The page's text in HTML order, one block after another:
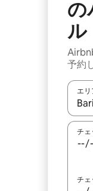
の
ル
予約
エリ
検
チェ
チェ